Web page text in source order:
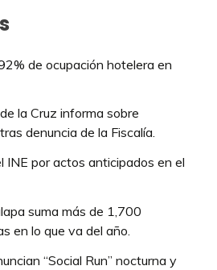
de ocupación hotelera en
la Cruz informa sobre
denuncia de la Fiscalía.
INE por actos anticipados en el
suma más de 1,700
en lo que va del año.
“Social Run” nocturna y